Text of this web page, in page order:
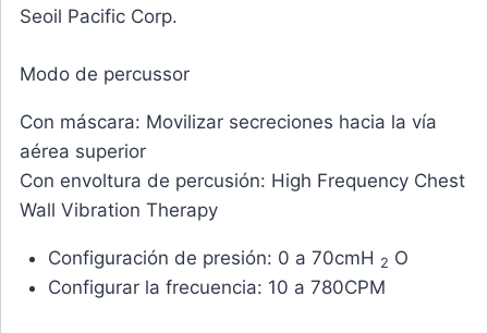
Seoil Pacific Corp.
Modo de percussor
Con máscara: Movilizar secreciones hacia la vía
aérea superior
Con envoltura de percusión: High Frequency Chest
Wall Vibration Therapy
Configuración de presión: 0 a 70cmH 2 O
Configurar la frecuencia: 10 a 780CPM